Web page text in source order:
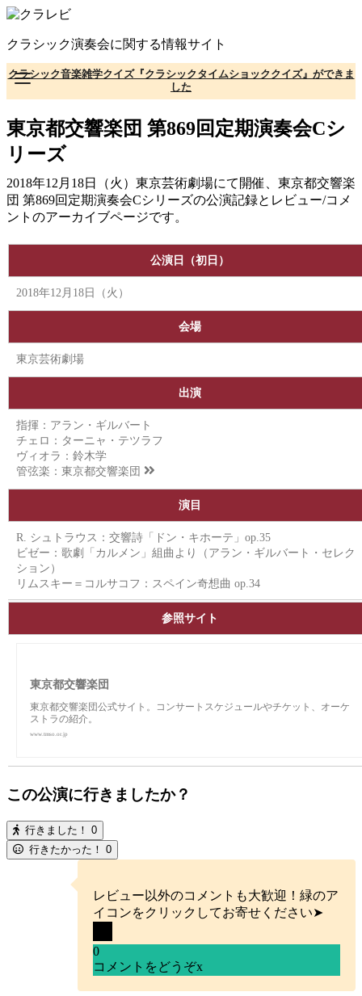
コ
テ
ン
ツ
へ
移
動
クラシック演奏会に関する情報サイト
クラシック音楽雑学クイズ『クラシックタイムショッククイズ』ができま
した
東京都交響楽団 第869回定期演奏会Cシ
リーズ
2018年12月18日（火）東京芸術劇場にて開催、東京都交響楽
団 第869回定期演奏会Cシリーズの公演記録とレビュー/コメ
ントのアーカイブページです。
公演日（初日）
2018年12月18日（火）
会場
東京芸術劇場
出演
指揮：アラン・ギルバート
チェロ：ターニャ・テツラフ
ヴィオラ：鈴木学
管弦楽： 東京都交響楽団
演目
R. シュトラウス：交響詩「ドン・キホーテ」op.35
ビゼー：歌劇「カルメン」組曲より（アラン・ギルバート・セレク
ション）
リムスキー＝コルサコフ：スペイン奇想曲 op.34
参照サイト
東京都交響楽団
東京都交響楽団公式サイト。コンサートスケジュールやチケット、オーケ
ストラの紹介。
www.tmso.or.jp
この公演に行きましたか？
行きました！ 0
行きたかった！ 0
レビュー以外のコメントも大歓迎！緑のア
イコンをクリックしてお寄せください➤
0
コメントをどうぞx